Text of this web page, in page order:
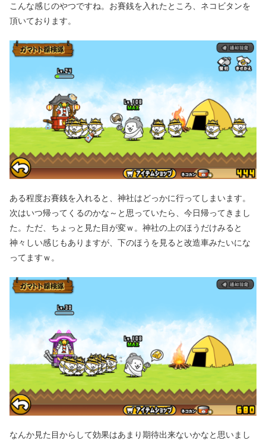
こんな感じのやつですね。お賽銭を入れたところ、ネコビタンを
頂いております。
ある程度お賽銭を入れると、神社はどっかに行ってしまいます。
次はいつ帰ってくるのかな～と思っていたら、今日帰ってきまし
た。ただ、ちょっと見た目が変ｗ。神社の上のほうだけみると
神々しい感じもありますが、下のほうを見ると改造車みたいにな
ってますｗ。
なんか見た目からして効果はあまり期待出来ないかなと思いまし